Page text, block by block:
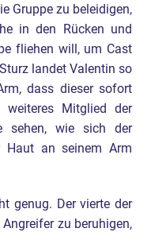
Gruppe zu beleidigen,
in den Rücken und
fliehen will, um Cast
landet Valentin so
dass dieser sofort
Mitglied der
sehen, wie sich der
Haut an seinem Arm
genug. Der vierte der
zu beruhigen,